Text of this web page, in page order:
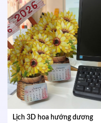
Lịch 3D hoa hướng dương